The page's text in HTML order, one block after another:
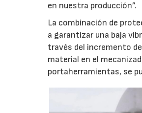
en nuestra producción”.
La combinación de
a garantizar una baja
través del incremento
material en el
portaherramientas, se